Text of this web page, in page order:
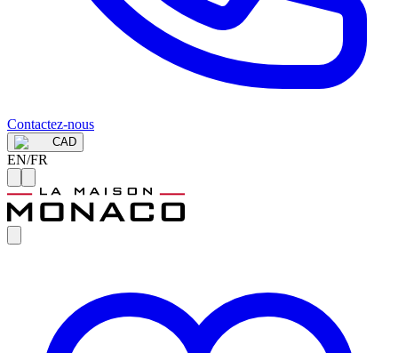
Contactez-nous
CAD
EN/FR